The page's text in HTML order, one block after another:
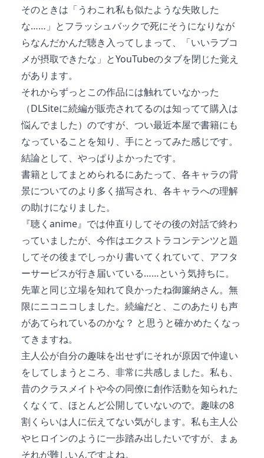
そのときは「うわこれ私も似たような失敗した
な……」とフラッシュバックで死にそうになりなが
らなんだかんだ聴き入ってしまって、「いいラブコ
メが摂取できたな」とYouTubeのタブを閉じた覚え
があります。
それからずっとこの作品には触れていなかった
（DLSiteに続編が販売されてるのは知ってて購入は
悩んでました）のですが、つい最近本屋で書籍にも
なっていることを知り、手にとってみた感じです。
結論として、やっぱりよかったです。
書籍としてまとめられるにあたって、各キャラの背
景についてのより多く描写され、各キャラへの理解
の助けになりました。
『聴くanime』では仲直りしてその後の対話で終わ
っていましたが、今作はエクストラコンテンツと題
してその後までしっかり書いてくれていて、アフタ
ーサービスが行き届いている……という気持ちに。
先輩と同じ立場を知れて良かったね御簾納さん。無
限にニコニコしました。続編だと、このあたりも声
があてられているのかな？ と思うと確かめたくなっ
てきますね。
主人公が自分の趣味を出せずにそれが原因で仲違い
をしてしまうところ、非常に共感しました。私も、
昔のクラスメイトや今の同僚に創作活動を知られた
くなくて、ほとんど公開していないので。趣味の8
割くらいは人に伝えてない気がします。私も主人公
やヒロインのように一歩踏み出したいですが、まぁ
それが難しいんですよね。